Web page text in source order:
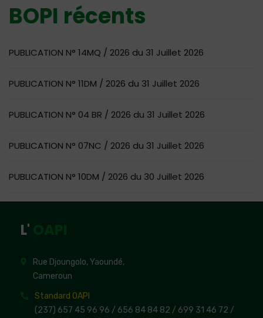
BOPI récents
PUBLICATION N° 14MQ / 2026 du 31 Juillet 2026
PUBLICATION N° 11DM / 2026 du 31 Juillet 2026
PUBLICATION N° 04 BR / 2026 du 31 Juillet 2026
PUBLICATION N° 07NC / 2026 du 31 Juillet 2026
PUBLICATION N° 10DM / 2026 du 30 Juillet 2026
L'
Rue Djoungolo, Yaoundé,
Cameroun
Standard OAPI
(237) 657 45 96 96 / 656 84 84 82 / 699 31 46 72 /